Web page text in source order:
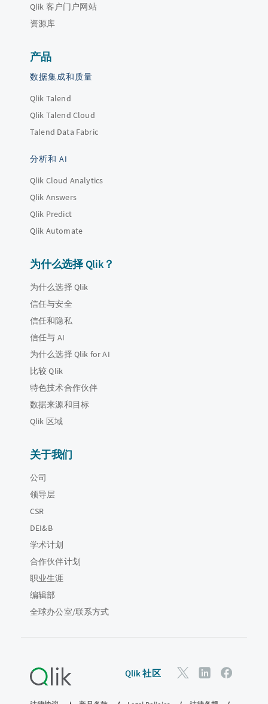
Qlik 客户门户网站
资源库
产品
数据集成和质量
Qlik Talend
Qlik Talend Cloud
Talend Data Fabric
分析和 AI
Qlik Cloud Analytics
Qlik Answers
Qlik Predict
Qlik Automate
为什么选择 Qlik？
为什么选择 Qlik
信任与安全
信任和隐私
信任与 AI
为什么选择 Qlik for AI
比较 Qlik
特色技术合作伙伴
数据来源和目标
Qlik 区域
关于我们
公司
领导层
CSR
DEI&B
学术计划
合作伙伴计划
职业生涯
编辑部
全球办公室/联系方式
Qlik 社区